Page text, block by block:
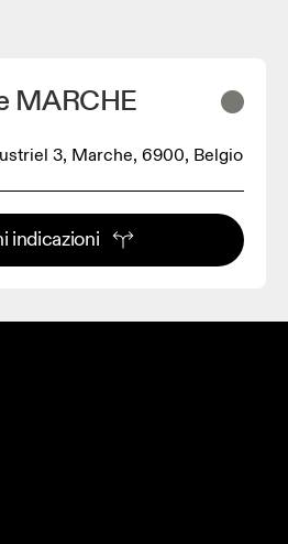
MARCHE
3, Marche, 6900, Belgio
indicazioni